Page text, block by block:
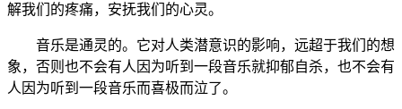
解我们的疼痛，安抚我们的心灵。
音乐是通灵的。它对人类潜意识的影响，远超于我们的想
象，否则也不会有人因为听到一段音乐就抑郁自杀，也不会有
人因为听到一段音乐而喜极而泣了。